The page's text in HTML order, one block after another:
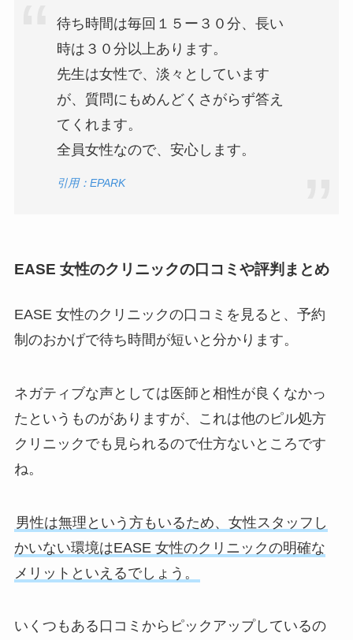
待ち時間は毎回１５ー３０分、長い
時は３０分以上あります。
先生は女性で、淡々としています
が、質問にもめんどくさがらず答え
てくれます。
全員女性なので、安心します。
引用：EPARK
EASE 女性のクリニックの口コミや評判まとめ
EASE 女性のクリニックの口コミを見ると、予約
制のおかげで待ち時間が短いと分かります。
ネガティブな声としては医師と相性が良くなかっ
たというものがありますが、これは他のピル処方
クリニックでも見られるので仕方ないところです
ね。
男性は無理という方もいるため、女性スタッフし
かいない環境はEASE 女性のクリニックの明確な
メリットといえるでしょう。
いくつもある口コミからピックアップしているの